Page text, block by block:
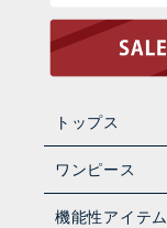
トップス
ワンピース
機能性アイテム